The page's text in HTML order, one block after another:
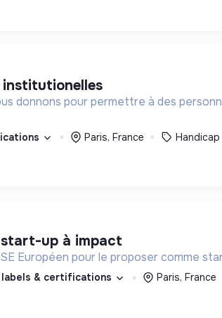
institutionelles
donnons pour permettre à des
Paris, France Handicap
up à impact
Européen pour le proposer comme
labels & certifications Paris, France